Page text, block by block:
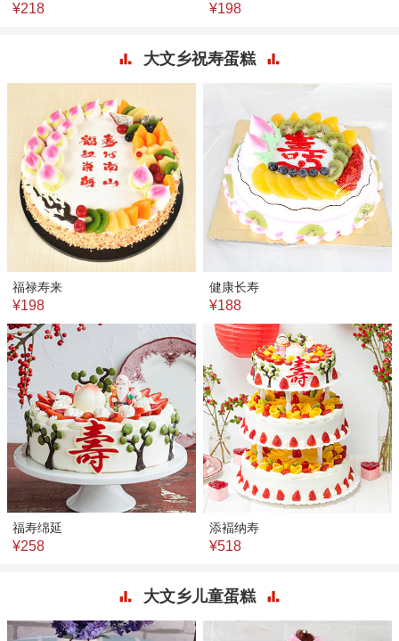
¥218 ¥198
大文乡祝寿蛋糕
福禄寿来
¥198
健康长寿
¥188
福寿绵延
¥258
添褔纳寿
¥518
大文乡儿童蛋糕